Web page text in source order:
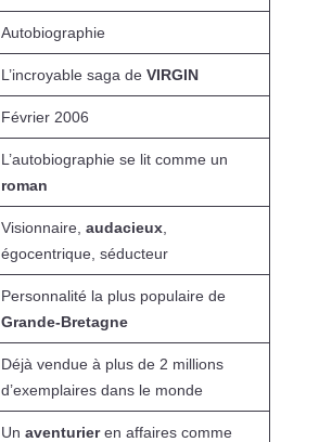
Autobiographie
L’incroyable saga de VIRGIN
Février 2006
L’autobiographie se lit comme un
roman
Visionnaire, audacieux,
égocentrique, séducteur
Personnalité la plus populaire de
Grande-Bretagne
Déjà vendue à plus de 2 millions
d’exemplaires dans le monde
Un aventurieren affaires comme